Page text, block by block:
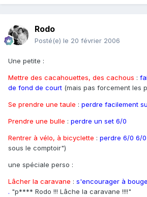
Rodo
Posté(e) le 20 février 2006
Une petite :
Mettre des cacahouettes, des cachous :
de fond de court (mais pas forcement les
Se prendre une taule : perdre facilement
Prendre une bulle : perdre un set 6/0
Rentrer à vélo, à bicyclette : perdre 6/0 6/0
sous le comptoir")
une spéciale perso :
Lâcher la caravane : s'encourager à
. "p**** Rodo !!! Lâche la caravane !!!!"